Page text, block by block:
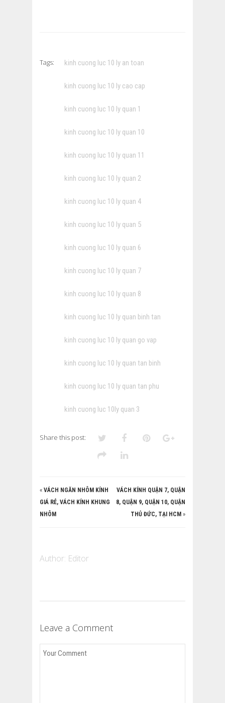
Tags: kinh cuong luc 10 ly an toan
kinh cuong luc 10 ly cao cap
kinh cuong luc 10 ly quan 1
kinh cuong luc 10 ly quan 10
kinh cuong luc 10 ly quan 11
kinh cuong luc 10 ly quan 2
kinh cuong luc 10 ly quan 4
kinh cuong luc 10 ly quan 5
kinh cuong luc 10 ly quan 6
kinh cuong luc 10 ly quan 7
kinh cuong luc 10 ly quan 8
kinh cuong luc 10 ly quan binh tan
kinh cuong luc 10 ly quan go vap
kinh cuong luc 10 ly quan tan binh
kinh cuong luc 10 ly quan tan phu
kinh cuong luc 10ly quan 3
Share this post:
« VÁCH NGĂN NHÔM KÍNH
GIÁ RẺ, VÁCH KÍNH KHUNG
NHÔM
VÁCH KÍNH QUẬN 7, QUẬN
8, QUẬN 9, QUẬN 10, QUẬN
THỦ ĐỨC, TẠI HCM »
Author: Editor
Leave a Comment